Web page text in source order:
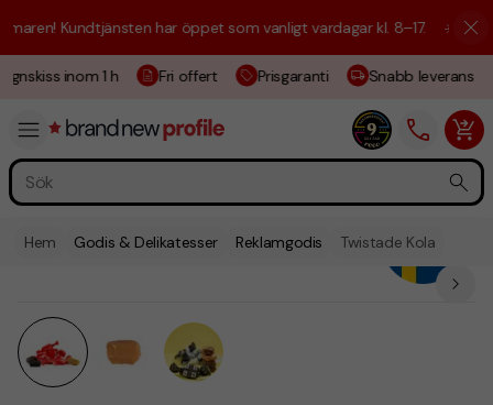
Kundtjänsten har öppet som vanligt vardagar kl. 8–17. ☀️ Vi är här
inom 1 h Fri offert Prisgaranti Snabb leverans
Hem Godis & Delikatesser Reklamgodis Twistade Kola